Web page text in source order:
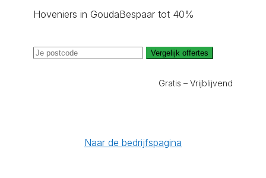
Hoveniers in GoudaBespaar tot 40%
Vergelijk offertes
Gratis – Vrijblijvend
Naar de bedrijfspagina